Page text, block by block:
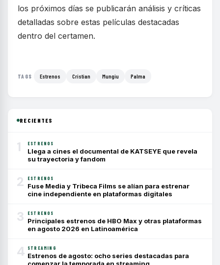
los próximos días se publicarán análisis y críticas
detalladas sobre estas películas destacadas
dentro del certamen.
TAGS Estrenos Cristian Mungiu Palma
RECIENTES
1 ESTRENOS
Llega a cines el documental de KATSEYE que revela
su trayectoria y fandom
2 ESTRENOS
Fuse Media y Tribeca Films se alían para estrenar
cine independiente en plataformas digitales
3 ESTRENOS
Principales estrenos de HBO Max y otras plataformas
en agosto 2026 en Latinoamérica
4 STREAMING
Estrenos de agosto: ocho series destacadas para